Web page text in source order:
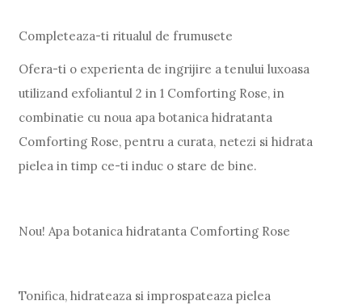
Completeaza-ti ritualul de frumusete
Ofera-ti o experienta de ingrijire a tenului luxoasa
utilizand exfoliantul 2 in 1 Comforting Rose, in
combinatie cu noua apa botanica hidratanta
Comforting Rose, pentru a curata, netezi si hidrata
pielea in timp ce-ti induc o stare de bine.
Nou! Apa botanica hidratanta Comforting Rose
Tonifica, hidrateaza si improspateaza pielea